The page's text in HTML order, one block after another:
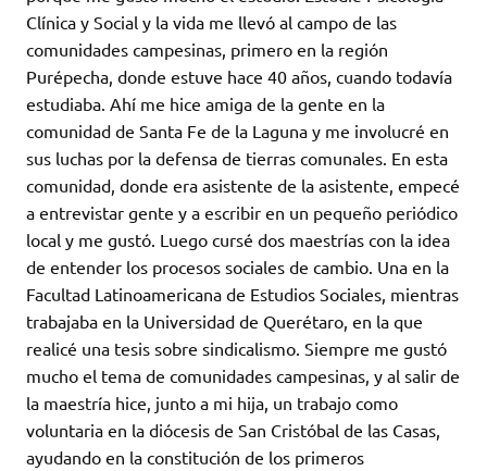
Clínica y Social y la vida me llevó al campo de las
comunidades campesinas, primero en la región
Purépecha, donde estuve hace 40 años, cuando todavía
estudiaba. Ahí me hice amiga de la gente en la
comunidad de Santa Fe de la Laguna y me involucré en
sus luchas por la defensa de tierras comunales. En esta
comunidad, donde era asistente de la asistente, empecé
a entrevistar gente y a escribir en un pequeño periódico
local y me gustó. Luego cursé dos maestrías con la idea
de entender los procesos sociales de cambio. Una en la
Facultad Latinoamericana de Estudios Sociales, mientras
trabajaba en la Universidad de Querétaro, en la que
realicé una tesis sobre sindicalismo. Siempre me gustó
mucho el tema de comunidades campesinas, y al salir de
la maestría hice, junto a mi hija, un trabajo como
voluntaria en la diócesis de San Cristóbal de las Casas,
ayudando en la constitución de los primeros